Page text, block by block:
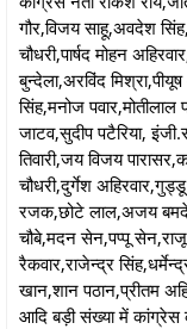
गौर,विजय साहू,अवदेश
चौधरी,पार्षद मोहन
बुन्देला,अरविंद
सिंह,मनोज
जाटव,सुदीप पटैरिया,
तिवारी,जय विजय
चौधरी,दुर्गेश
रजक,छोटे लाल,अजय
चौबे,मदन सेन,पप्पू सेन,राजू
रैकवार,राजेन्द्र
खान,शान पठान,प्रीतम
आदि बड़ी संख्या में कांग्रेस